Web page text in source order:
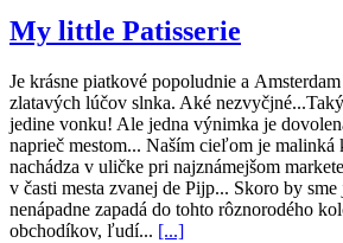
My little Patisserie
Je krásne piatkové popoludnie a
zlatavých lúčov slnka. Aké
jedine vonku! Ale jedna výnimka je
naprieč mestom... Naším cieľom je malinká
nachádza v uličke pri najznámejšom
v časti mesta zvanej de Pijp... Skoro by
nenápadne zapadá do tohto rôznorodého
obchodíkov, ľudí... [...]